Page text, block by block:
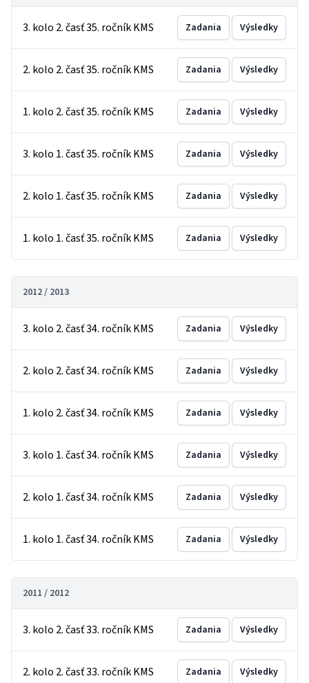
3. kolo 2. časť 35. ročník KMS Zadania Výsledky
2. kolo 2. časť 35. ročník KMS Zadania Výsledky
1. kolo 2. časť 35. ročník KMS Zadania Výsledky
3. kolo 1. časť 35. ročník KMS Zadania Výsledky
2. kolo 1. časť 35. ročník KMS Zadania Výsledky
1. kolo 1. časť 35. ročník KMS Zadania Výsledky
2012 / 2013
3. kolo 2. časť 34. ročník KMS Zadania Výsledky
2. kolo 2. časť 34. ročník KMS Zadania Výsledky
1. kolo 2. časť 34. ročník KMS Zadania Výsledky
3. kolo 1. časť 34. ročník KMS Zadania Výsledky
2. kolo 1. časť 34. ročník KMS Zadania Výsledky
1. kolo 1. časť 34. ročník KMS Zadania Výsledky
2011 / 2012
3. kolo 2. časť 33. ročník KMS Zadania Výsledky
2. kolo 2. časť 33. ročník KMS Zadania Výsledky